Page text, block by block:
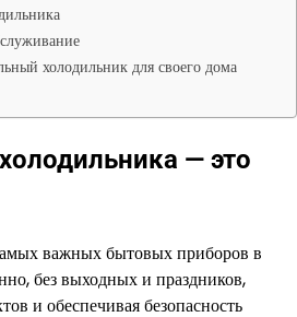
холодильник для своего дома
— это
важных бытовых приборов в
без выходных и праздников,
и обеспечивая безопасность